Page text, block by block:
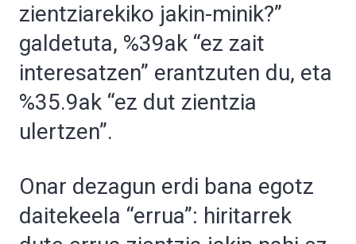
zientziarekiko jakin-minik?”
galdetuta, %39ak “ez zait
interesatzen” erantzuten du, eta
%35.9ak “ez dut zientzia
ulertzen”.
Onar dezagun erdi bana egotz
daitekeela “errua”: hiritarrek